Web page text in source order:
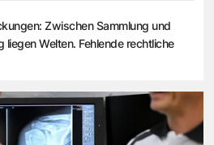
Zwischen Sammlung und
Welten. Fehlende rechtliche